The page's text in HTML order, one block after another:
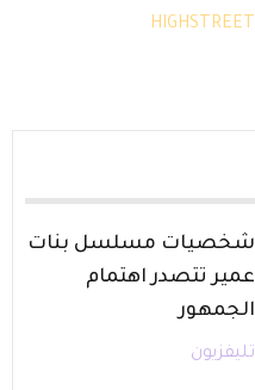
HIGHSTREET
شخصيات مسلسل بنات
عمير تتصدر اهتمام
الجمهور
تليفزيون